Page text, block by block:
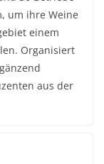
um ihre Weine
einem
Organisiert
aus der